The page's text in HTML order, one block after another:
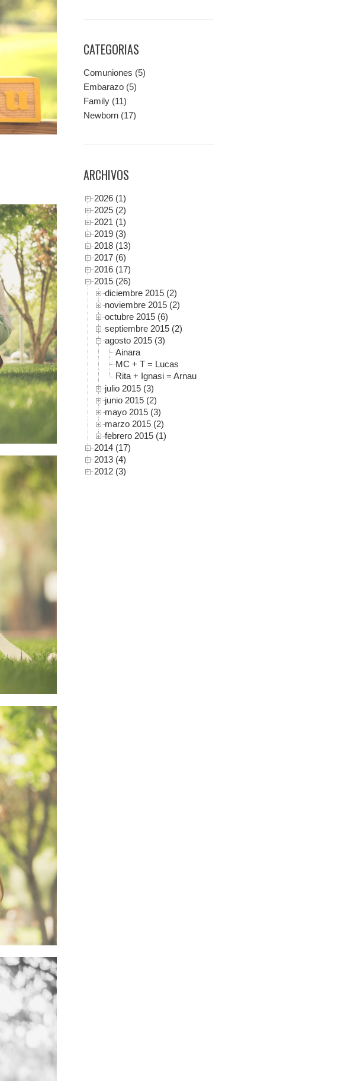
CATEGORIAS
Comuniones (5)
Embarazo (5)
Family (11)
Newborn (17)
ARCHIVOS
2026 (1)
2025 (2)
2021 (1)
2019 (3)
2018 (13)
2017 (6)
2016 (17)
2015 (26)
diciembre 2015 (2)
noviembre 2015 (2)
octubre 2015 (6)
septiembre 2015 (2)
agosto 2015 (3)
Ainara
MC + T = Lucas
Rita + Ignasi = Arnau
julio 2015 (3)
junio 2015 (2)
mayo 2015 (3)
marzo 2015 (2)
febrero 2015 (1)
2014 (17)
2013 (4)
2012 (3)